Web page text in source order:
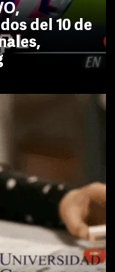
del 10 de